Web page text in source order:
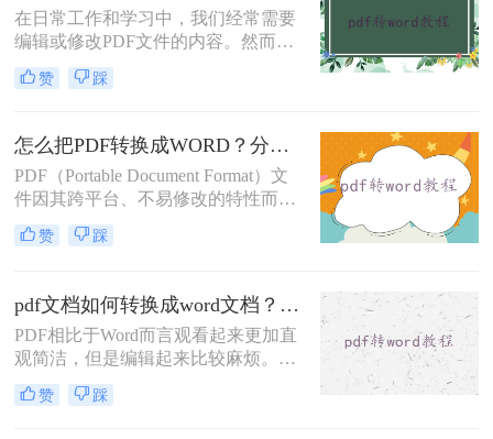
在日常工作和学习中，我们经常需要
编辑或修改PDF文件的内容。然而，
由于PDF格式的只读特性，直接编辑
并不容易。那么怎样pdf转word文档免
PDF转Word方法。
赞 踩
怎么把PDF转换成WORD？分享四种转换方法！
PDF（Portable Document Format）文
件因其跨平台、不易修改的特性而被
广泛使用，但在某些情况下，我们可
能需要将PDF转换为Word文档以便进
成WORD呢？本文将介绍四种将PDF
转换成Word的实用方法，涵盖了从手
动操作到专业软件的多种途径。
赞 踩
pdf文档如何转换成word文档？高效转换方法与实用技巧分享！
PDF相比于Word而言观看起来更加直
观简洁，但是编辑起来比较麻烦。我
们在办公的过程中经常会收到PDF格
式的文档，编辑整理PDF文档时就需
赞 踩